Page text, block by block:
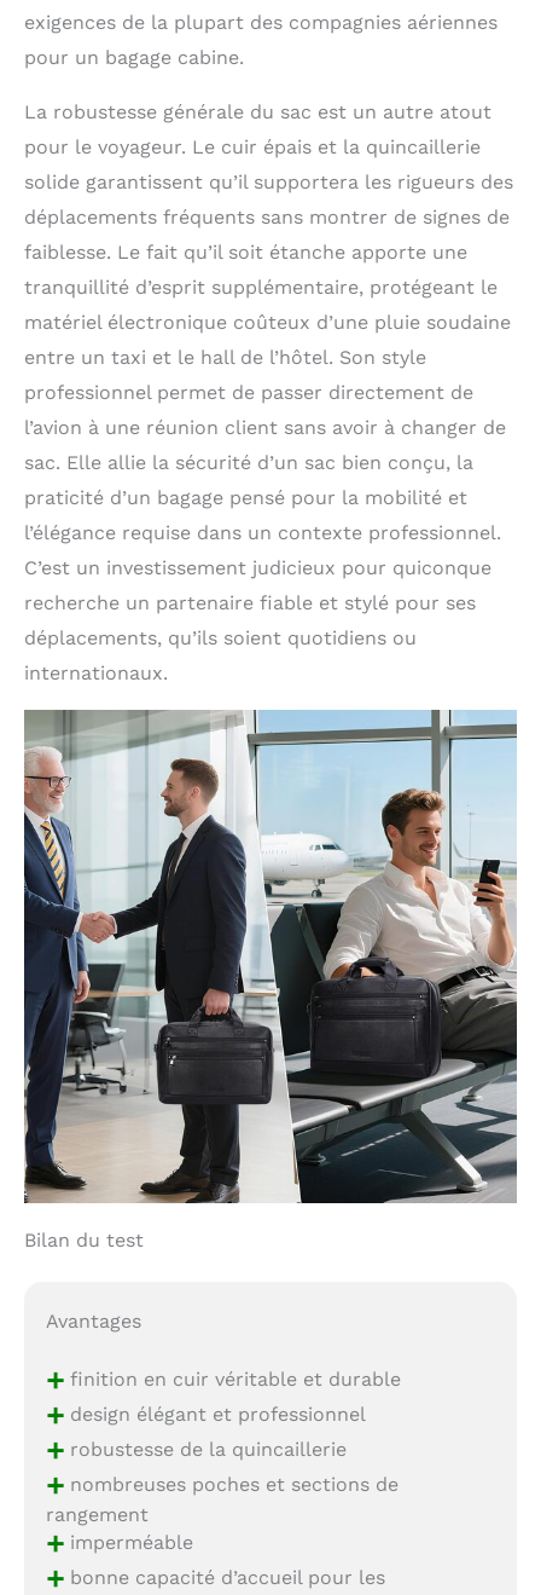
exigences de la plupart des compagnies aériennes
pour un bagage cabine.
La robustesse générale du sac est un autre atout
pour le voyageur. Le cuir épais et la quincaillerie
solide garantissent qu’il supportera les rigueurs des
déplacements fréquents sans montrer de signes de
faiblesse. Le fait qu’il soit étanche apporte une
tranquillité d’esprit supplémentaire, protégeant le
matériel électronique coûteux d’une pluie soudaine
entre un taxi et le hall de l’hôtel. Son style
professionnel permet de passer directement de
l’avion à une réunion client sans avoir à changer de
sac. Elle allie la sécurité d’un sac bien conçu, la
praticité d’un bagage pensé pour la mobilité et
l’élégance requise dans un contexte professionnel.
C’est un investissement judicieux pour quiconque
recherche un partenaire fiable et stylé pour ses
déplacements, qu’ils soient quotidiens ou
internationaux.
Bilan du test
Avantages
+finition en cuir véritable et durable
+design élégant et professionnel
+robustesse de la quincaillerie
+nombreuses poches et sections de
rangement
+imperméable
+bonne capacité d’accueil pour les